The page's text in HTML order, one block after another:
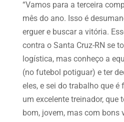
“Vamos para a terceira
mês do ano. Isso é
erguer e buscar a vitória.
contra o Santa Cruz-RN se
logística, mas conheço a
(no futebol potiguar) e ter
eles, e sei do trabalho que é
um excelente treinador, que
bom, jovem, mas com bons